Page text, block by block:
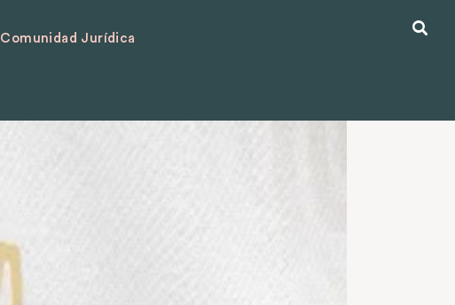
Comunidad Jurídica